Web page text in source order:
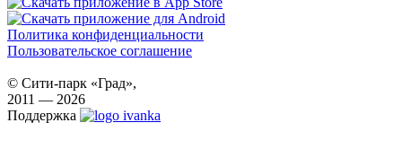
Политика конфиденциальности
Пользовательское соглашение
© Сити-парк «Град»,
2011 — 2026
Поддержка